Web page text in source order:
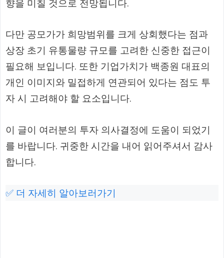
향을 미칠 것으로 전망됩니다.
다만 공모가가 희망범위를 크게 상회했다는 점과
상장 초기 유통물량 규모를 고려한 신중한 접근이
필요해 보입니다. 또한 기업가치가 백종원 대표의
개인 이미지와 밀접하게 연관되어 있다는 점도 투
자 시 고려해야 할 요소입니다.
이 글이 여러분의 투자 의사결정에 도움이 되었기
를 바랍니다. 귀중한 시간을 내어 읽어주셔서 감사
합니다.
✅ 더 자세히 알아보러가기